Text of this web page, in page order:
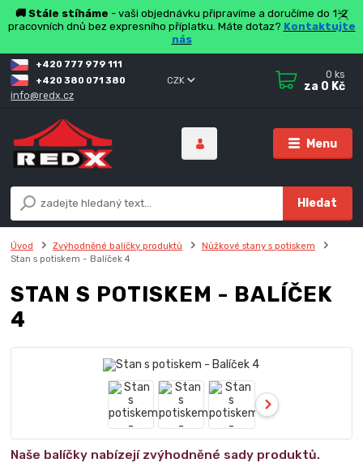
🚚 Stále stíháme - vaši objednávku připravíme a doručíme do 1-2
pracovních dnů bez expresního příplatku. Máte dotaz? Kontaktujte
nás
Menu
CZK
Hledat
+420 777 979 111
+420 380 071 380
info@redx.cz
0 ks
za 0 Kč
Úvod Zvýhodněné balíčky produktů
Nůžkové stany s potiskem
Stan s potiskem - Balíček 4
STAN S POTISKEM - BALÍČEK
4
Naše balíčky nabízejí zvýhodněné sady produktů.